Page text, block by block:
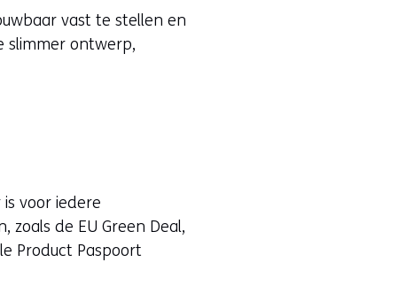
vast te stellen en
slimmer ontwerp,
voor iedere
de EU Green Deal,
Product Paspoort